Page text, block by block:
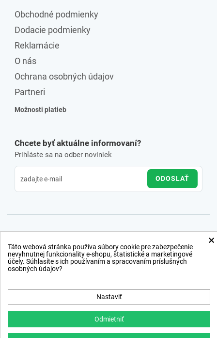
Obchodné podmienky
Dodacie podmienky
Reklamácie
O nás
Ochrana osobných údajov
Partneri
Možnosti platieb
Chcete byť aktuálne informovaní?
Prihláste sa na odber noviniek
ODOSLAŤ
×
Táto webová stránka používa súbory cookie pre zabezpečenie
nevyhnutnej funkcionality e-shopu, štatistické a marketingové
účely. Súhlasíte s ich používaním a spracovaním príslušných
osobných údajov?
Nastaviť
Odmietniť